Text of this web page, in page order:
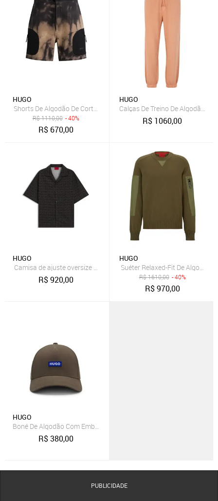
HUGO
Shorts De Algodão De Corte Relaxado Com Estampa De Logo
R$1110,00 - 40%
R$ 670,00
HUGO
Calças De Treino De Algodão
R$ 1060,00
HUGO
Camisa de ajuste oversize em algodão estampada
R$920,00
HUGO
Suéter Relaxed-Fit De Algodão
R$1610,00 - 40%
R$970,00
HUGO
Boné De Algodão Com Emblema De Logo
R$380,00
PUBLICIDADE